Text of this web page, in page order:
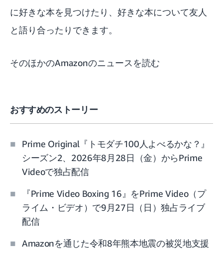
に好きな本を見つけたり、好きな本について友人
と語り合ったりできます。
そのほかのAmazonのニュースを読む
おすすめのストーリー
Prime Original『トモダチ100人よべるかな？』
シーズン2、2026年8月28日（金）からPrime
Videoで独占配信
『Prime Video Boxing 16』をPrime Video（プ
ライム・ビデオ）で9月27日（日）独占ライブ
配信
Amazonを通じた令和8年熊本地震の被災地支援